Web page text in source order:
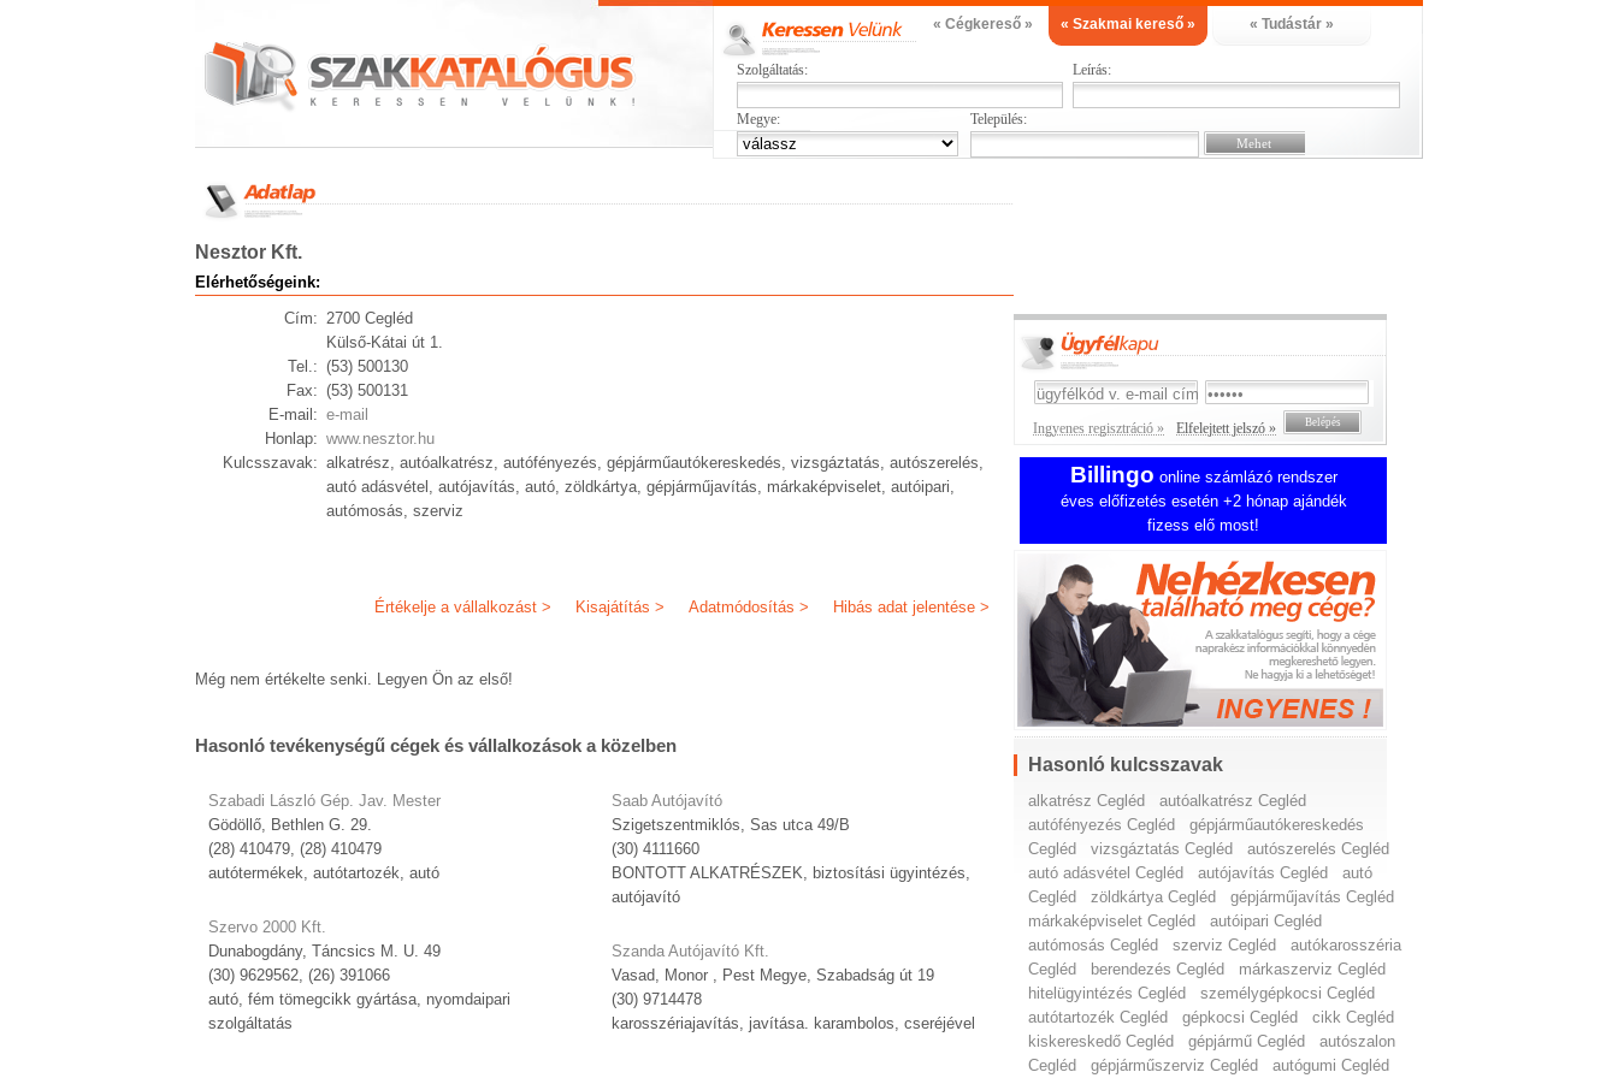
« Cégkereső » « Szakmai kereső » « Tudástár »
Szolgáltatás: Leírás:
Megye: Település:
Nesztor Kft.
Elérhetőségeink:
Cím: 2700 Cegléd
Külső-Kátai út 1.
Tel.: (53) 500130
Fax: (53) 500131
E-mail: e-mail
Honlap: www.nesztor.hu
Kulcsszavak: alkatrész, autóalkatrész, autófényezés, gépjárműautókereskedés, vizsgáztatás, autószerelés,
autó adásvétel, autójavítás, autó, zöldkártya, gépjárműjavítás, márkaképviselet, autóipari,
autómosás, szerviz
Hibás adat jelentése >
Adatmódosítás >
Kisajátítás >
Értékelje a vállalkozást >
Még nem értékelte senki. Legyen Ön az első!
Hasonló tevékenységű cégek és vállalkozások a közelben
Szabadi László Gép. Jav. Mester
Gödöllő, Bethlen G. 29.
(28) 410479, (28) 410479
autótermékek, autótartozék, autó
Szervo 2000 Kft.
Dunabogdány, Táncsics M. U. 49
(30) 9629562, (26) 391066
autó, fém tömegcikk gyártása, nyomdaipari
szolgáltatás
Saab Autójavító
Szigetszentmiklós, Sas utca 49/B
(30) 4111660
BONTOTT ALKATRÉSZEK, biztosítási ügyintézés,
autójavító
Szanda Autójavító Kft.
Vasad, Monor , Pest Megye, Szabadság út 19
(30) 9714478
karosszériajavítás, javítása. karambolos, cseréjével
Ingyenes regisztráció » Elfelejtett jelszó »
Billingo online számlázó rendszer
éves előfizetés esetén +2 hónap ajándék
fizess elő most!
Hasonló kulcsszavak
alkatrész Cegléd
autóalkatrész Cegléd
autófényezés Cegléd
gépjárműautókereskedés
Cegléd
vizsgáztatás Cegléd
autószerelés Cegléd
autó adásvétel Cegléd
autójavítás Cegléd
autó
Cegléd
zöldkártya Cegléd
gépjárműjavítás Cegléd
márkaképviselet Cegléd
autóipari Cegléd
autómosás Cegléd
szerviz Cegléd
autókarosszéria
Cegléd
berendezés Cegléd
márkaszerviz Cegléd
hitelügyintézés Cegléd
személygépkocsi Cegléd
autótartozék Cegléd
gépkocsi Cegléd
cikk Cegléd
kiskereskedő Cegléd
gépjármű Cegléd
autószalon
Cegléd
gépjárműszerviz Cegléd autógumi Cegléd